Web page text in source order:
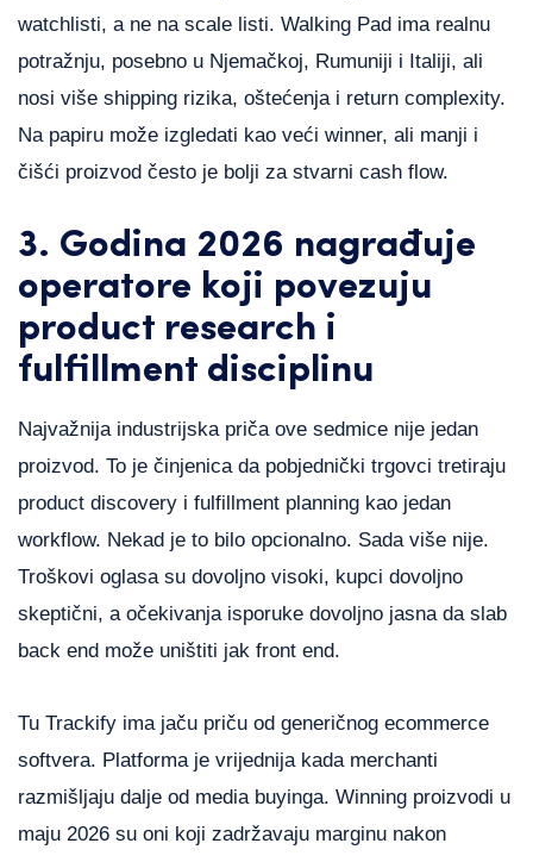
watchlisti, a ne na scale listi. Walking Pad ima realnu
potražnju, posebno u Njemačkoj, Rumuniji i Italiji, ali
nosi više shipping rizika, oštećenja i return complexity.
Na papiru može izgledati kao veći winner, ali manji i
čišći proizvod često je bolji za stvarni cash flow.
3. Godina 2026 nagrađuje
operatore koji povezuju
product research i
fulfillment disciplinu
Najvažnija industrijska priča ove sedmice nije jedan
proizvod. To je činjenica da pobjednički trgovci tretiraju
product discovery i fulfillment planning kao jedan
workflow. Nekad je to bilo opcionalno. Sada više nije.
Troškovi oglasa su dovoljno visoki, kupci dovoljno
skeptični, a očekivanja isporuke dovoljno jasna da slab
back end može uništiti jak front end.
Tu Trackify ima jaču priču od generičnog ecommerce
softvera. Platforma je vrijednija kada merchanti
razmišljaju dalje od media buyinga. Winning proizvodi u
maju 2026 su oni koji zadržavaju marginu nakon